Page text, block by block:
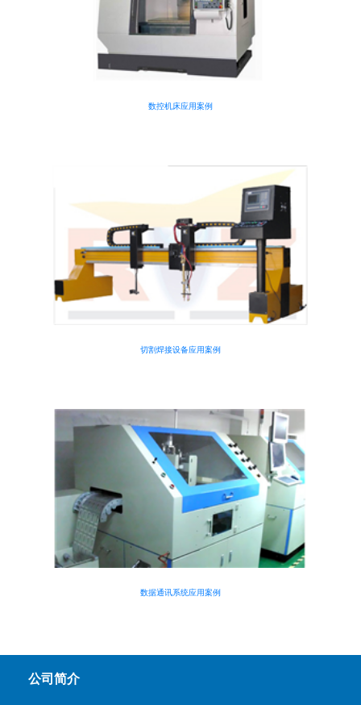
数控机床应用案例
切割焊接设备应用案例
数据通讯系统应用案例
公司简介